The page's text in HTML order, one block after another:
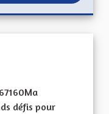
défis pour